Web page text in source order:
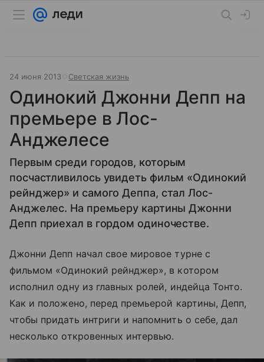
24 июня 2013 Светская жизнь
Одинокий Джонни Депп на
премьере в Лос-
Анджелесе
Первым среди городов, которым
посчастливилось увидеть фильм «Одинокий
рейнджер» и самого Деппа, стал Лос-
Анджелес. На премьеру картины Джонни
Депп приехал в гордом одиночестве.
Джонни Депп начал свое мировое турне с
фильмом «Одинокий рейнджер», в котором
исполнил одну из главных ролей, индейца Тонто.
Как и положено, перед премьерой картины, Депп,
чтобы придать интриги и напомнить о себе, дал
несколько откровенных интервью.